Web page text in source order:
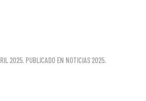
2025. PUBLICADO EN NOTICIAS 2025.